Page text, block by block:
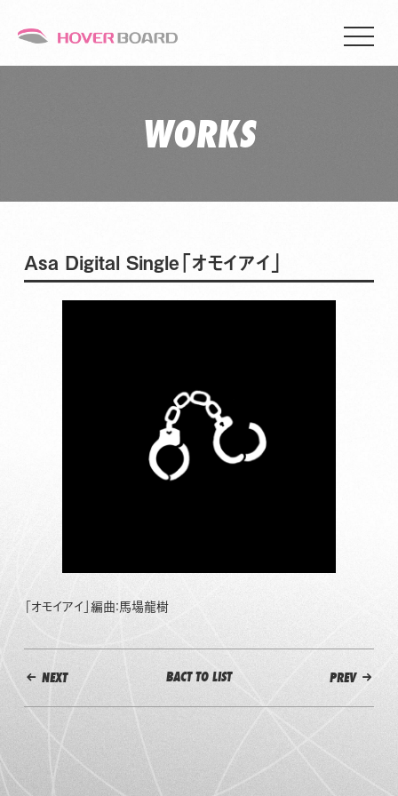
WORKS
Asa Digital Single「オモイアイ」
「オモイアイ」編曲：馬場龍樹
NEXT BACT TO LIST PREV